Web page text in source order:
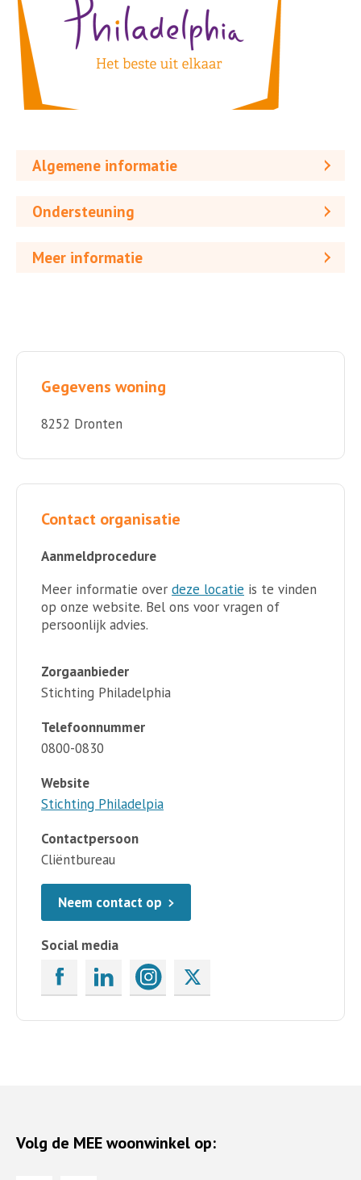
Algemene informatie
Ondersteuning
Meer informatie
Gegevens woning
8252 Dronten
Contact organisatie
Aanmeldprocedure
Meer informatie over deze locatie is te vinden
op onze website. Bel ons voor vragen of
persoonlijk advies.
Zorgaanbieder
Stichting Philadelphia
Telefoonnummer
0800-0830
Website
Stichting Philadelpia
Contactpersoon
Cliëntbureau
Neem contact op
Social media
Volg de MEE woonwinkel op: